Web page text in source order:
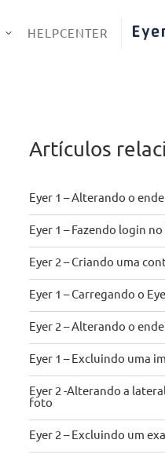
HELPCENTER
Artículos
Eyer 1 – Alterando o
Eyer 1 – Fazendo login no
Eyer 2 – Criando uma
Eyer 1 – Carregando o
Eyer 2 – Alterando o
Eyer 1 – Excluindo uma
Eyer 2 -Alterando a
foto
Eyer 2 – Excluindo um